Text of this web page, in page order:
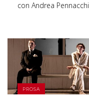
con Andrea Pennacchi
PROSA